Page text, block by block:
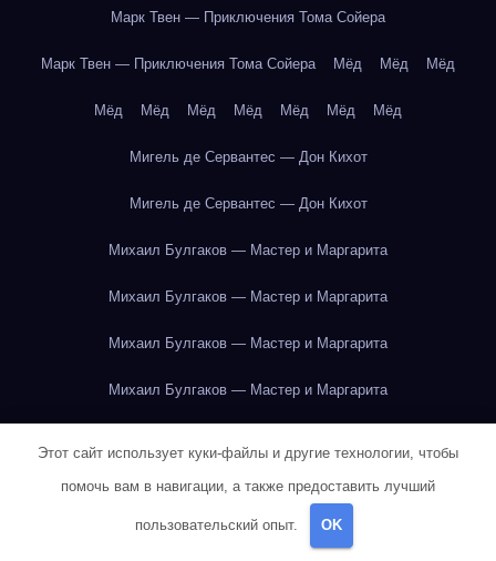
Марк Твен — Приключения Тома Сойера
Марк Твен — Приключения Тома Сойера Мёд Мёд Мёд
Мёд Мёд Мёд Мёд Мёд Мёд Мёд
Мигель де Сервантес — Дон Кихот
Мигель де Сервантес — Дон Кихот
Михаил Булгаков — Мастер и Маргарита
Михаил Булгаков — Мастер и Маргарита
Михаил Булгаков — Мастер и Маргарита
Михаил Булгаков — Мастер и Маргарита
Михаил Булгаков — Мастер и Маргарита
Михаил Булгаков — Мастер и Маргарита
Этот сайт использует куки-файлы и другие технологии, чтобы
помочь вам в навигации, а также предоставить лучший
пользовательский опыт. OK